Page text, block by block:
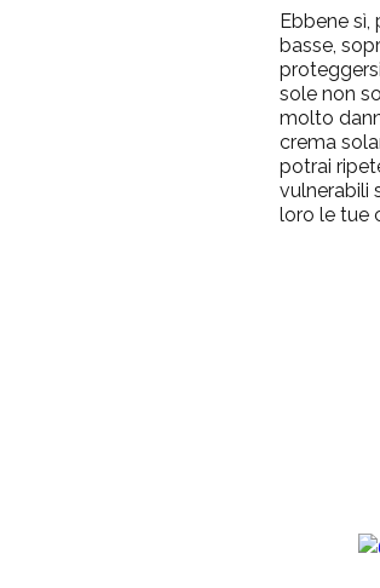
Ebbene
basse,
sole non
molto
crema
potrai
vulnerabili
loro le tue